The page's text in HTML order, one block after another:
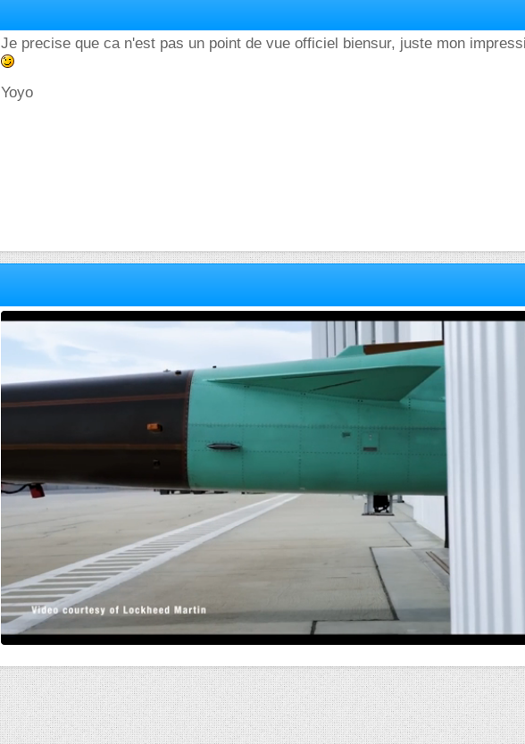
Je precise que ca n'est pas un point de vue officiel biensur, juste mon
Yoyo